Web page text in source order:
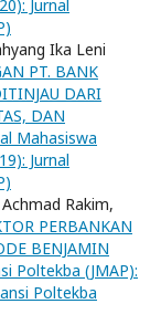
Jurnal
Ika Leni
PT. BANK
DARI
DAN
Mahasiswa
Jurnal
Rakim,
PERBANKAN
BENJAMIN
Poltekba (JMAP):
Poltekba